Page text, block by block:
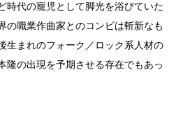
時代の寵児として脚光を浴びていた
の職業作曲家とのコンビは斬新なも
生まれのフォーク／ロック系人材の
隆の出現を予期させる存在でもあっ